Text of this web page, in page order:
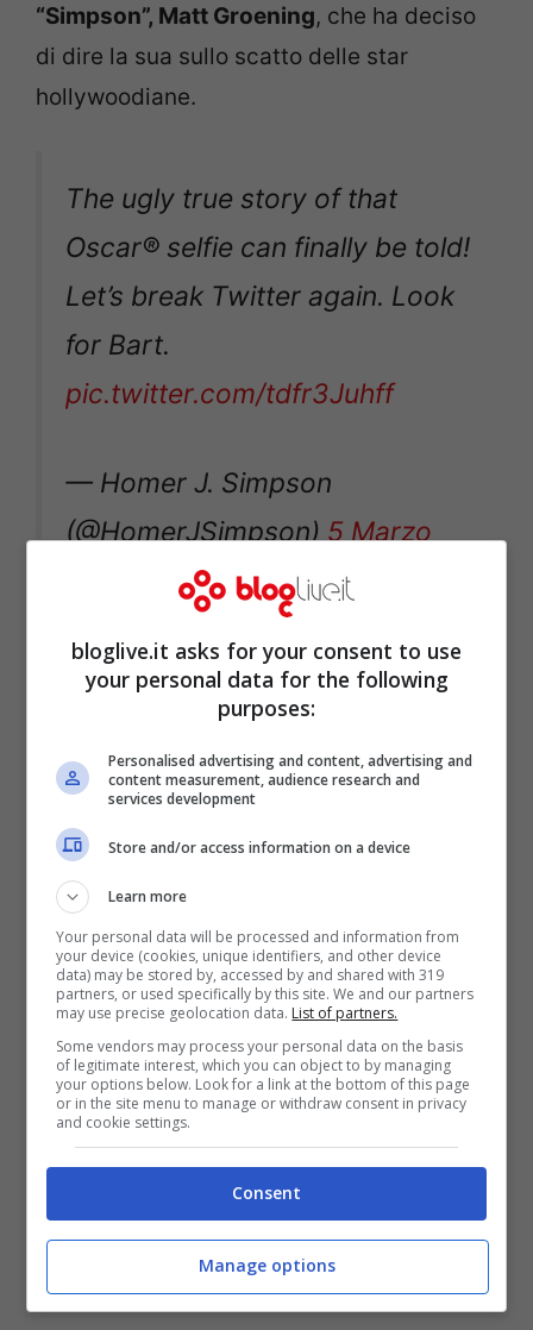
“Simpson”, Matt Groening, che ha deciso
di dire la sua sullo scatto delle star
hollywoodiane.
The ugly true story of that
Oscar® selfie can finally be told!
Let’s break Twitter again. Look
for Bart.
pic.twitter.com/tdfr3Juhff
— Homer J. Simpson
(@HomerJSimpson)5 Marzo
bloglive.it asks for your consent to use
your personal data for the following
purposes:
Personalised advertising and content, advertising and
content measurement, audience research and
services development
Store and/or access information on a device
Learn more
Your personal data will be processed and information from
your device (cookies, unique identifiers, and other device
data) may be stored by, accessed by and shared with 319
partners, or used specifically by this site. We and our partners
may use precise geolocation data. List of partners.
Some vendors may process your personal data on the basis
of legitimate interest, which you can object to by managing
your options below. Look for a link at the bottom of this page
or in the site menu to manage or withdraw consent in privacy
and cookie settings.
Consent
Manage options